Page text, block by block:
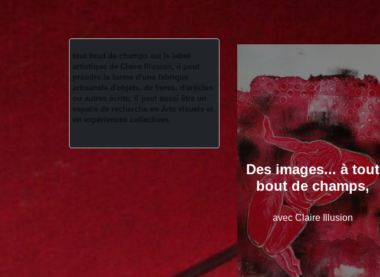
tout bout de champs est le label
artistique de Claire Illusion, il peut
prendre la forme d'une fabrique
artisanale d'objets, de livres, d'articles
ou autres écrits, il peut aussi être un
espace de recherche en Arts visuels et
en expériences collectives
Des images... à tout
bout de champs,
avec Claire Illusion